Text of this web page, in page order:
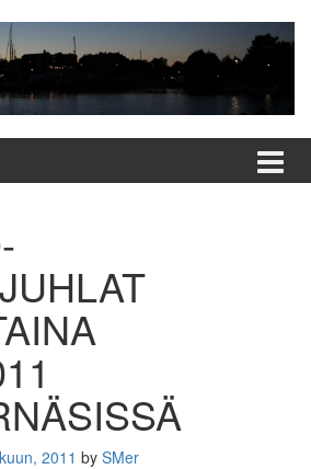
2011 by SMer